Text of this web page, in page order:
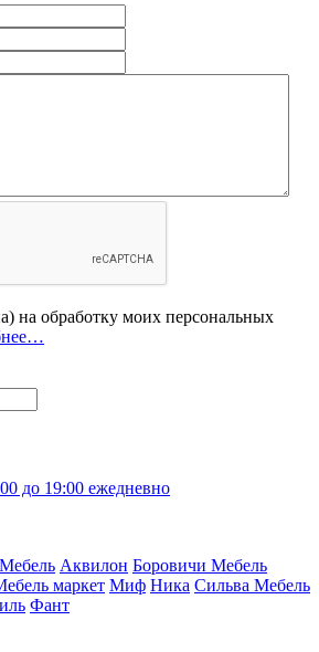
на обработку моих персональных
до 19:00 ежедневно
Аквилон Боровичи Мебель
маркет Миф Ника Сильва Мебель
Фант